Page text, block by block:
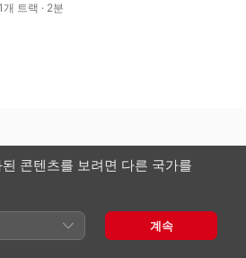
개 트랙 · 2분
권리 보유.
및 개인정보 보호
콘텐츠를 보려면 다른 국가를
계속